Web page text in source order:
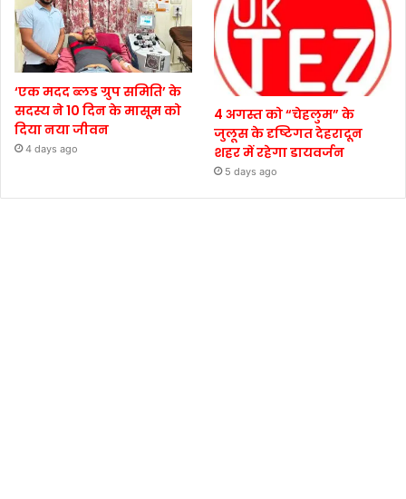
‘एक मदद ब्लड ग्रुप समिति’ के
सदस्य ने 10 दिन के मासूम को
दिया नया जीवन
4 days ago
4 अगस्त को “चेहलुम” के
जुलूस के दृष्टिगत देहरादून
शहर में रहेगा डायवर्जन
5 days ago